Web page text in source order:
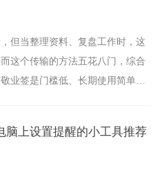
但当整理资料、复盘工作时，这
这个传输的方法五花八门，综合
业签是门槛低、长期使用简单的
脑上设置提醒的小工具推荐